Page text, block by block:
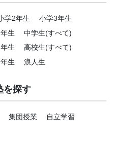
学2年生
小学3年生
生
中学生(すべて)
生
高校生(すべて)
生 浪人生
を探す
集団授業
自立学習